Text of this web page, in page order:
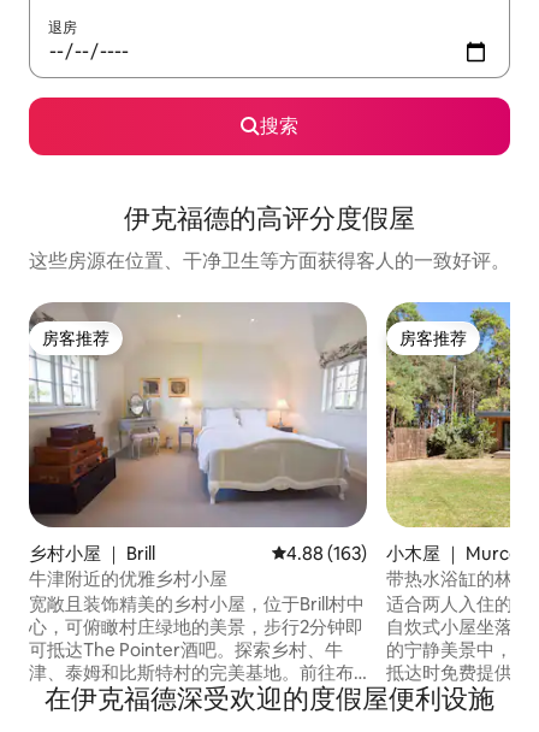
退房
搜索
伊克福德的高评分度假屋
这些房源在位置、干净卫生等方面获得客人的一致好评。
房客推荐
房客推荐
乡村小屋 ｜ Brill 平均评分 4.88 分（满分 5 分），
4.88 (163)
牛津附近的优雅乡村小屋
宽敞且装饰精美的乡村小屋，位于Brill村中
心，可俯瞰村庄绿地的美景，步行2分钟即
可抵达The Pointer酒吧。探索乡村、牛
津、泰姆和比斯特村的完美基地。前往布
伦海姆宫、Waddesdon庄园、科茨沃尔
德、Silverstone赛道和伦敦都很方便。欢
房客推荐
房客推荐
小木屋 ｜ Murcott
带热水浴缸的林地
适合两人入住的完
自炊式小屋坐落在
的宁静美景中，配
抵达时免费提供普
您喜欢不含酒精，请告诉
特村（Bicester
在伊克福德深受欢迎的度假屋便利设施